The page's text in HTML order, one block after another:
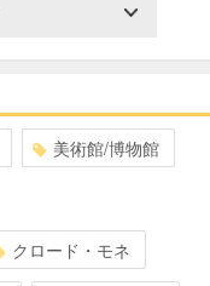
美術館/博物館
クロード・モネ